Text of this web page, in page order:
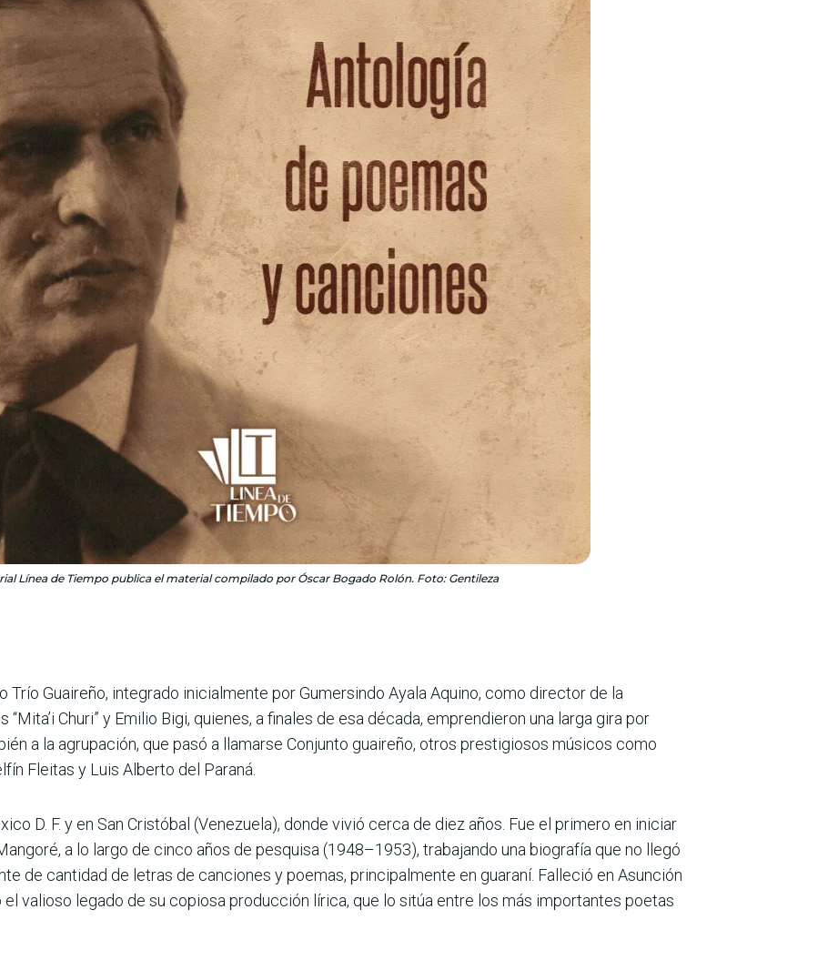
Línea de Tiempo publica el material compilado por Óscar Bogado Rolón. Foto: Gentileza
Guaireño, integrado inicialmente por Gumersindo Ayala Aquino, como director de la
Churi” y Emilio Bigi, quienes, a finales de esa década, emprendieron una larga gira por
a la agrupación, que pasó a llamarse Conjunto guaireño, otros prestigiosos músicos como
Fleitas y Luis Alberto del Paraná.
D. F. y en San Cristóbal (Venezuela), donde vivió cerca de diez años. Fue el primero en iniciar
a lo largo de cinco años de pesquisa (1948–1953), trabajando una biografía que no llegó
de cantidad de letras de canciones y poemas, principalmente en guaraní. Falleció en Asunción
valioso legado de su copiosa producción lírica, que lo sitúa entre los más importantes poetas